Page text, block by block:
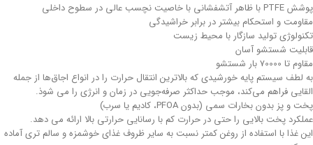
پوشش PTFE با ظاهر آتشفشانی با خاصیت نچسب عالی در سطوح داخلی
مقاومت و استحکام بیشتر در برابر خراشیدگی
تکنولوژی تولید سازگار با محیط زیست
قابلیت شستشو آسان
مقاوم تا 70000 بار شستشو
به لطف سیستم پایه خورشیدی که بالاترین انتقال حرارت را در انواع اجاق‌ها از جمله
القایی فراهم می‌کند، موجب حداکثر صرفه‌جویی در زمان و انرژی را می شوذ.
پخت و پز بدون بخارات سمی (بدون PFOA، کادیم یا سرب)
عملکرد پخت بالایی را حتی در حرارت کم با رسانایی حرارتی بالا ارائه می دهد.
این غذا با استفاده از روغن کمتر نسبت به سایر ظروف غذای خوشمزه و سالم تری آماده